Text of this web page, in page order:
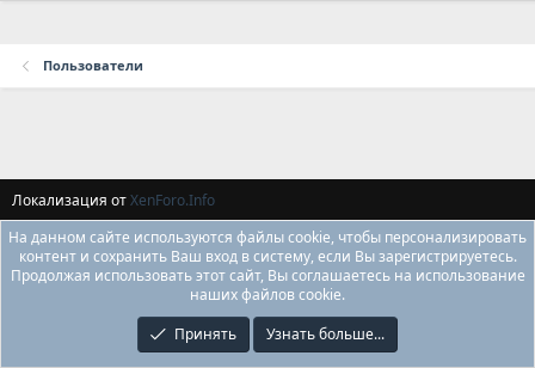
Пользователи
Локализация отXenForo.Info
На данном сайте используются файлы cookie, чтобы персонализировать
контент и сохранить Ваш вход в систему, если Вы зарегистрируетесь.
Продолжая использовать этот сайт, Вы соглашаетесь на использование
наших файлов cookie.
Принять
Узнать больше...